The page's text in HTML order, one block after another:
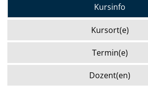
Kursinfo
Kursort(e)
Termin(e)
Dozent(en)